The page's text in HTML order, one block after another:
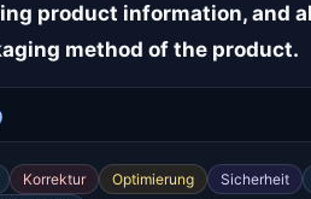
product information, and
method of the product.
Korrektur Optimierung Sicherheit